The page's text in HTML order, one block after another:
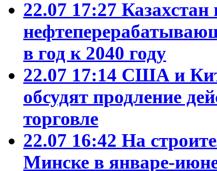
22.07 17:27 Казахстан
в год к 2040 году
22.07 17:14 США и
обсудят продление
торговле
22.07 16:42 На
Минске в январе-